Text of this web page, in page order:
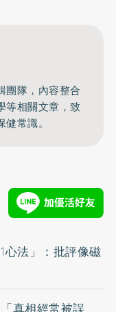
團隊，內容整合
等相關文章，致
常識。
心法」：批評像磁